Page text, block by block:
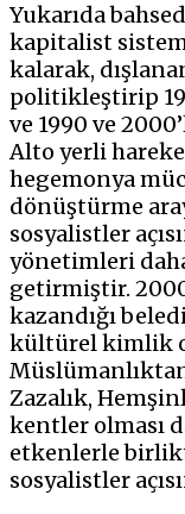
Yukarıda
kapitalist
kalarak,
politikleştirip
ve 1990 ve
Alto yerli
hegemonya
dönüştürme
sosyalistler
yönetimleri
getirmiştir.
kazandığı
kültürel kimlik
Zazalık,
kentler olması
etkenlerle
sosyalistler